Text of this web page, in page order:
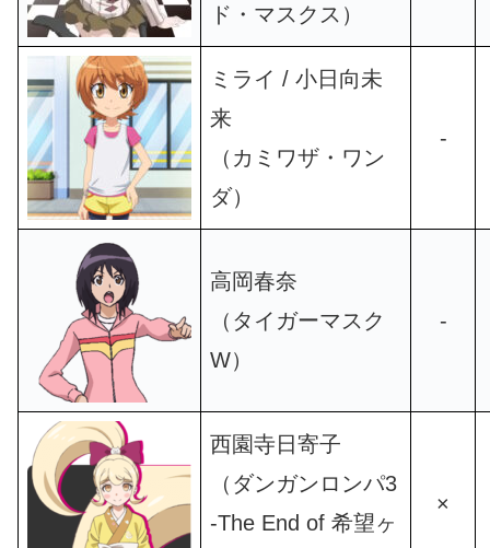
ド・マスクス）
ミライ / 小日向未
来
（カミワザ・ワン
ダ）
-
高岡春奈
（タイガーマスク
W）
-
西園寺日寄子
（ダンガンロンパ3
-The End of 希望ヶ
×